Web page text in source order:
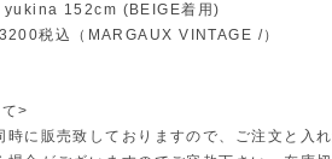
152cm (BEIGE着用)
税込（MARGAUX VINTAGE /）
>
時に販売致しておりますので、ご注文と入